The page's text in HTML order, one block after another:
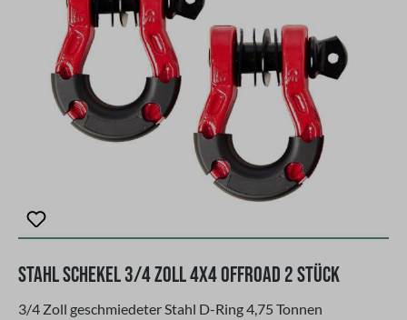
Aufbewahrung von Werkzeug, Bergungsausrüstung oder
anderem Fahrzeugzubehör am außenliegenden Ersatzrad
oder Fahrradträger.
Stahl Schekel 3/4 Zoll 4x4 Offroad 2 Stück
3/4 Zoll geschmiedeter Stahl D-Ring 4,75 Tonnen